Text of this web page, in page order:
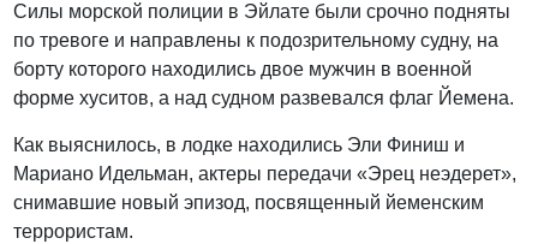
Силы морской полиции в Эйлате были срочно подняты
по тревоге и направлены к подозрительному судну, на
борту которого находились двое мужчин в военной
форме хуситов, а над судном развевался флаг Йемена.
Как выяснилось, в лодке находились Эли Финиш и
Мариано Идельман, актеры передачи «Эрец неэдерет»,
снимавшие новый эпизод, посвященный йеменским
террористам.